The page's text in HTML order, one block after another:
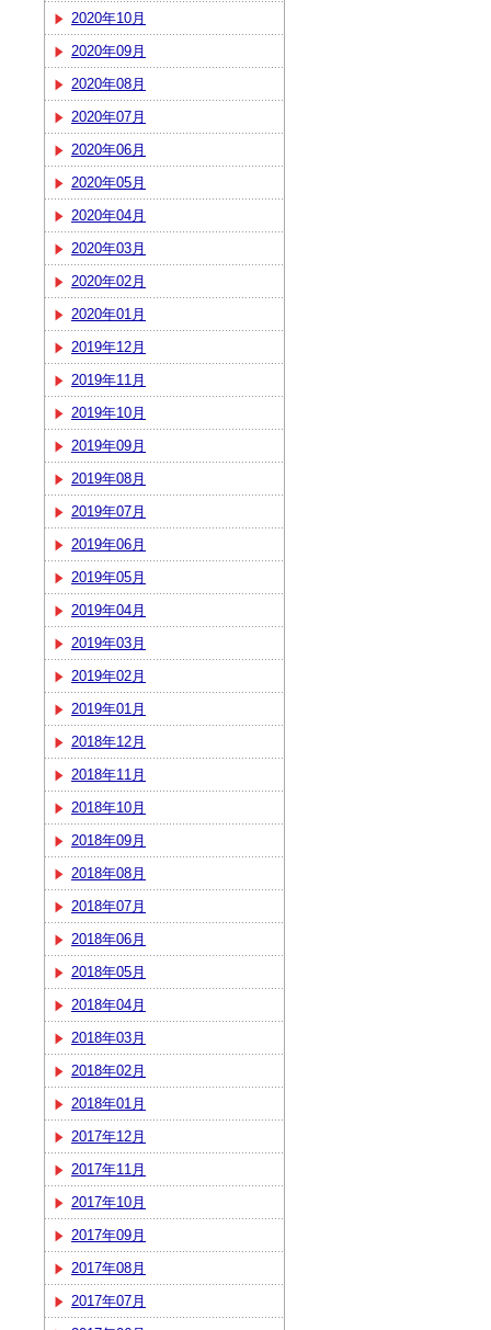
2020年10月
2020年09月
2020年08月
2020年07月
2020年06月
2020年05月
2020年04月
2020年03月
2020年02月
2020年01月
2019年12月
2019年11月
2019年10月
2019年09月
2019年08月
2019年07月
2019年06月
2019年05月
2019年04月
2019年03月
2019年02月
2019年01月
2018年12月
2018年11月
2018年10月
2018年09月
2018年08月
2018年07月
2018年06月
2018年05月
2018年04月
2018年03月
2018年02月
2018年01月
2017年12月
2017年11月
2017年10月
2017年09月
2017年08月
2017年07月